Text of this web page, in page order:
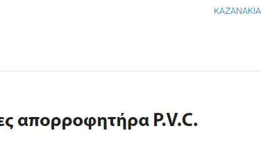
ΚΑΖΑΝΑΚΙΑ